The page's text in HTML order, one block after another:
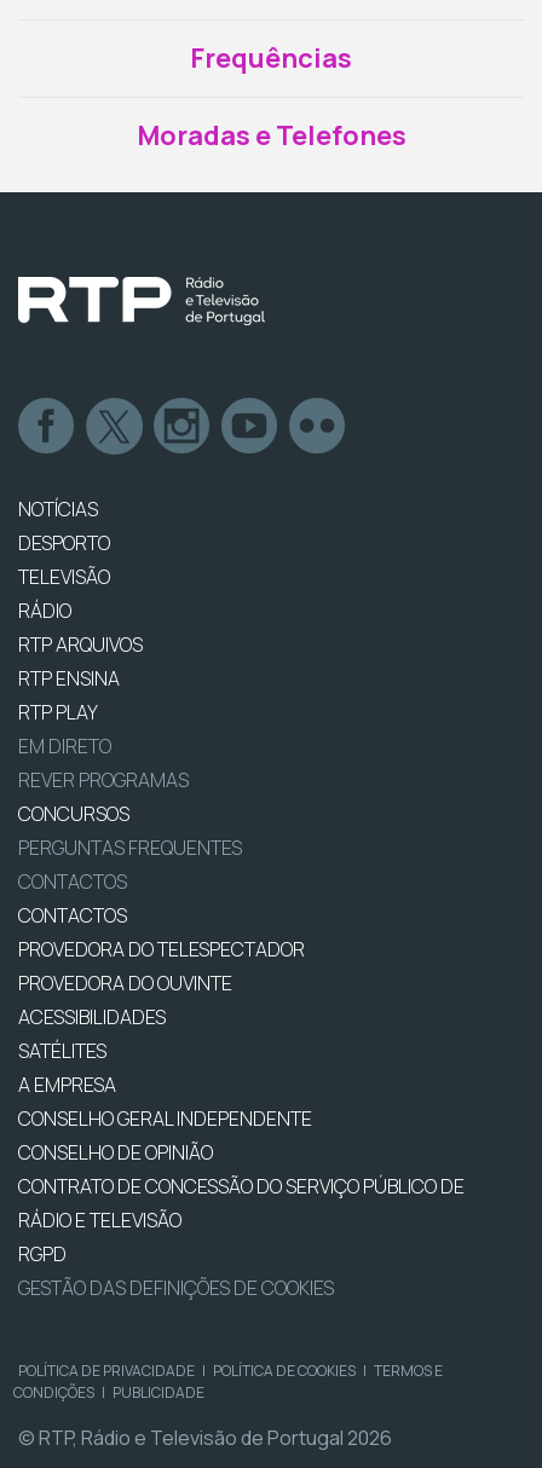
Frequências
Moradas e Telefones
NOTÍCIAS
DESPORTO
TELEVISÃO
RÁDIO
RTP ARQUIVOS
RTP ENSINA
RTP PLAY
EM DIRETO
REVER PROGRAMAS
CONCURSOS
PERGUNTAS FREQUENTES
CONTACTOS
CONTACTOS
PROVEDORA DO TELESPECTADOR
PROVEDORA DO OUVINTE
ACESSIBILIDADES
SATÉLITES
A EMPRESA
CONSELHO GERAL INDEPENDENTE
CONSELHO DE OPINIÃO
CONTRATO DE CONCESSÃO DO SERVIÇO PÚBLICO DE
RÁDIO E TELEVISÃO
RGPD
GESTÃO DAS DEFINIÇÕES DE COOKIES
POLÍTICA DE PRIVACIDADE | POLÍTICA DE COOKIES | TERMOS E
CONDIÇÕES | PUBLICIDADE
© RTP, Rádio e Televisão de Portugal 2026